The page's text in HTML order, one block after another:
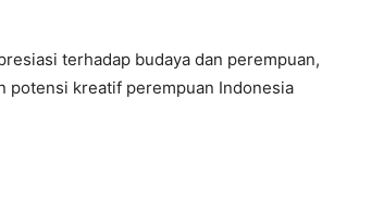
terhadap budaya dan perempuan,
potensi kreatif perempuan Indonesia